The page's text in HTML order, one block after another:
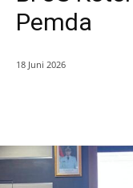
Pemda
18 Juni 2026